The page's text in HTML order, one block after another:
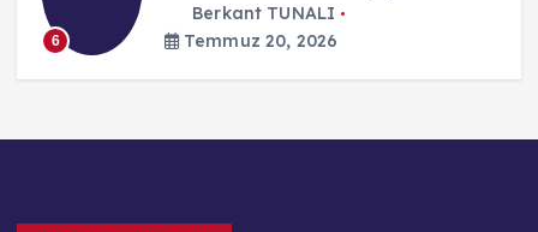
6
Berkant TUNALI
Temmuz 20, 2026